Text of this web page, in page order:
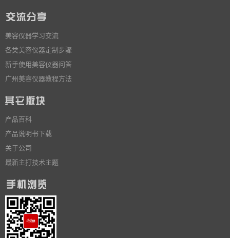
美容仪器学习交流
各类美容仪器定制步骤
新手使用美容仪器问答
广州美容仪器教程方法
产品百科
产品说明书下载
关于公司
最新主打技术主题